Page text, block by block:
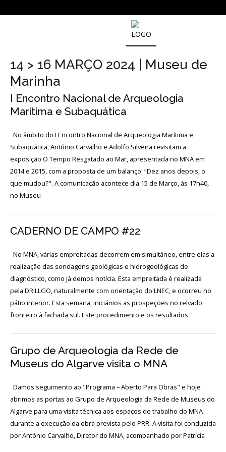
MUSEU
NACIONAL
DE
ARQUEOLOGIA
História
O
Fundador
Regulamentos
e
Relatórios
Acordos
e
de
colaboração
Público
e
Login
MNA
ESCUTA
EXTERNA
14 > 16 MARÇO 2024 | Museu de
Marinha
I Encontro Nacional de Arqueologia
Marítima e Subaquática
No âmbito do I Encontro Nacional de Arqueologia Marítima e
Subaquática, António Carvalho e Adolfo Silveira revisitam a
exposição O Tempo Resgatado ao Mar, apresentada no MNA em
2014 e 2015, com a proposta de um balanço: “Dez anos depois, o
que mudou?". A comunicação acontece dia 15 de Março, às 17h40,
no Museu
CADERNO DE CAMPO #22
No MNA, várias empreitadas decorrem em simultâneo, entre elas a
realização das sondagens geológicas e hidrogeológicas de
diagnóstico, como já demos notícia. Esta empreitada é realizada
pela DRILLGO, naturalmente com orientação do LNEC, e ocorreu no
pátio interior. Esta semana, iniciámos as prospeções no relvado
fronteiro à fachada sul. Este procedimento e os resultados
Grupo de Arqueologia da Rede de
Museus do Algarve visita o MNA
Damos seguimento ao "Programa – Aberto Para Obras" e hoje
abrimos as portas ao Grupo de Arqueologia da Rede de Museus do
Algarve para uma visita técnica aos espaços de trabalho do MNA
durante a execução da obra prevista pelo PRR. A visita foi conduzida
por António Carvalho, Diretor do MNA, acompanhado por Patrícia